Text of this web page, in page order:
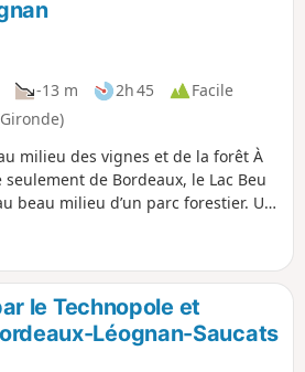
-13 m 2h 45
Facile
milieu des vignes et de la forêt À
de Bordeaux, le Lac Beu
beau milieu d’un parc forestier. Un
tranquillité.
le Technopole et
Léognan-Saucats